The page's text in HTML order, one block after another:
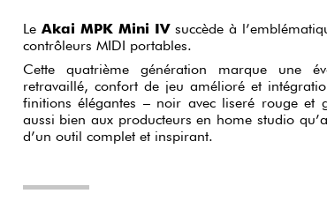
Le Akai MPK Mini IVsuccède à
contrôleurs MIDI portables.
Cette quatrième génération marque une
retravaillé, confort de jeu amélioré et intégration logicielle
finitions élégantes – noir avec liseré rouge et
aussi bien aux producteurs en home studio qu’aux musiciens nomades à la recherche
d’un outil complet et inspirant.